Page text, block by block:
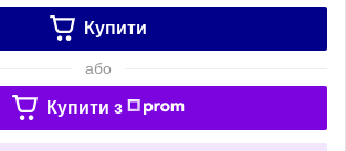
Купити
або
Купити з